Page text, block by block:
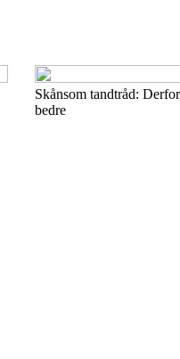
Skånsom tandtråd:
bedre